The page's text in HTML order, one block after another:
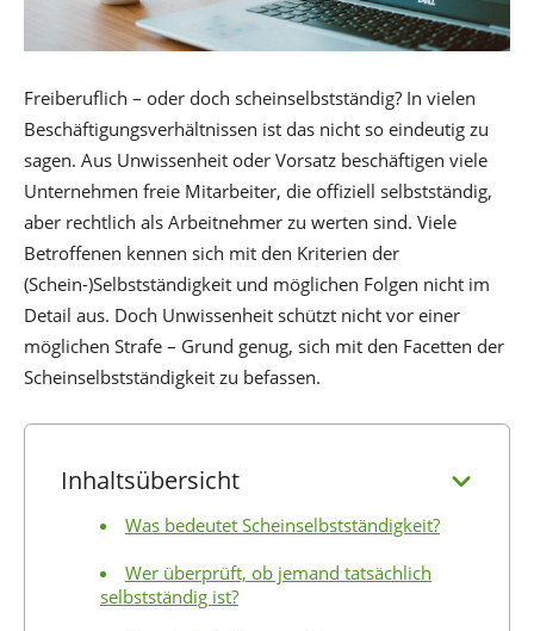
Freiberuflich – oder doch scheinselbstständig? In vielen
Beschäftigungsverhältnissen ist das nicht so eindeutig zu
sagen. Aus Unwissenheit oder Vorsatz beschäftigen viele
Unternehmen freie Mitarbeiter, die offiziell selbstständig,
aber rechtlich als Arbeitnehmer zu werten sind. Viele
Betroffenen kennen sich mit den Kriterien der
(Schein-)Selbstständigkeit und möglichen Folgen nicht im
Detail aus. Doch Unwissenheit schützt nicht vor einer
möglichen Strafe – Grund genug, sich mit den Facetten der
Scheinselbstständigkeit zu befassen.
Inhaltsübersicht
Was bedeutet Scheinselbstständigkeit?
Wer überprüft, ob jemand tatsächlich
selbstständig ist?